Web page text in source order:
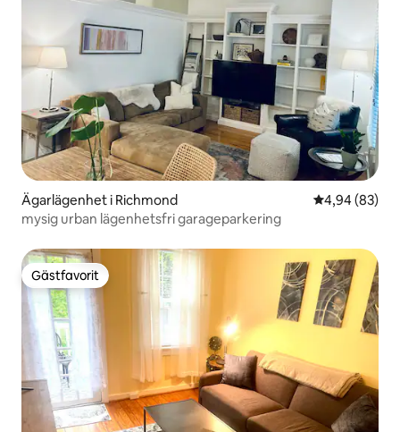
Ägarlägenhet i Richmond 4,94 av 5 i
4,94 (83)
mysig urban lägenhetsfri garageparkering
Gästfavorit
Gästfavorit